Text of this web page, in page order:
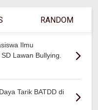
RANDOM
Ilmu
Lawan Bullying.
Tarik BATDD di